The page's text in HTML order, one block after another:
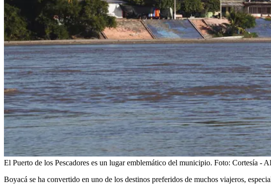
El Puerto de los Pescadores es un lugar emblemático del municipio. Foto: Cortesía -
Boyacá se ha convertido en uno de los destinos preferidos de muchos viajeros,